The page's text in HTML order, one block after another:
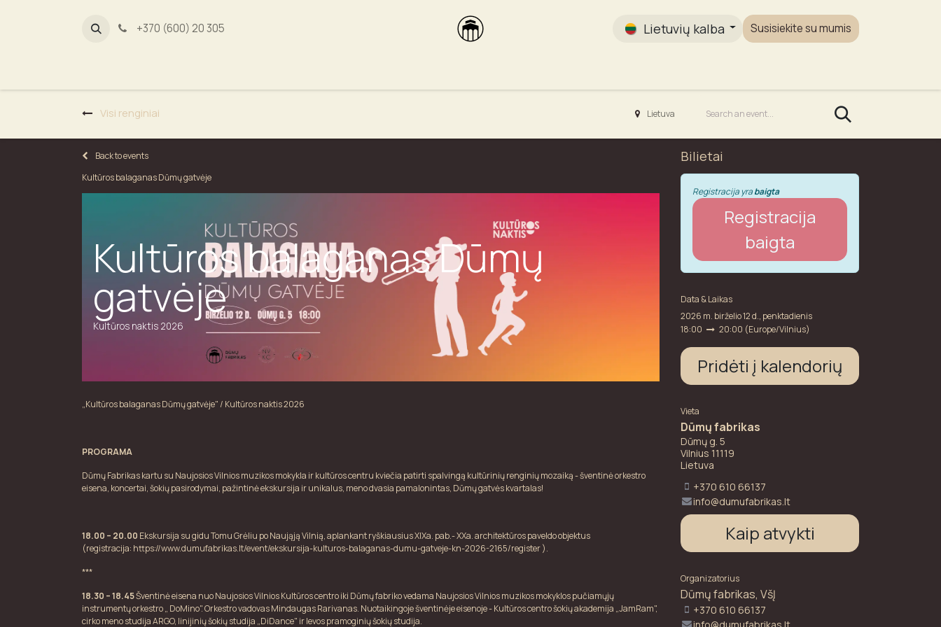
+370 (600) 20 305 Lietuvių kalba Susisiekite su mumis
Visi renginiai Lietuva
Back to events
Kultūros balaganas Dūmų gatvėje
Kultūros balaganas Dūmų
gatvėje
Kultūros naktis 2026
„Kultūros balaganas Dūmų gatvėje" / Kultūros naktis 2026
PROGRAMA
Dūmų Fabrikas kartu su Naujosios Vilnios muzikos mokykla ir kultūros centru kviečia patirti spalvingą kultūrinių renginių mozaiką - šventinė orkestro
eisena, koncertai, šokių pasirodymai, pažintinė ekskursija ir unikalus, meno dvasia pamalonintas, Dūmų gatvės kvartalas!
18.00 – 20.00 Ekskursija su gidu Tomu Grėliu po Naująją Vilnią, aplankant ryškiausius XIXa. pab.- XXa. architektūros paveldo objektus
(registracija: https://www.dumufabrikas.lt/event/ekskursija-kulturos-balaganas-dumu-gatveje-kn-2026-2165/register).
***
18.30 – 18.45Šventinė eisena nuo Naujosios Vilnios Kultūros centro iki Dūmų fabriko vedama Naujosios Vilnios muzikos mokyklos pučiamųjų
instrumentų orkestro „ DoMino". Orkestro vadovas Mindaugas Rarivanas. Nuotaikingoje šventinėje eisenoje - Kultūros centro šokių akademija „JamRam",
cirko meno studija ARGO, linijinių šokių studija „DiDance" ir Ievos pramoginių šokių studija.
Bilietai
Registracija yrabaigta
Registracija
baigta
Data & Laikas
2026 m. birželio 12 d., penktadienis
18:00
20:00 (Europe/Vilnius)
Pridėti į kalendorių
Vieta
Dūmų fabrikas
Dūmų g. 5
Vilnius 11119
Lietuva
+370 610 66137
info@dumufabrikas.lt
Kaip atvykti
Organizatorius
Dūmų fabrikas, VšĮ
+370 610 66137